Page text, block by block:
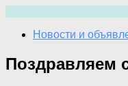
содержимому
Новости и
Поздравляем